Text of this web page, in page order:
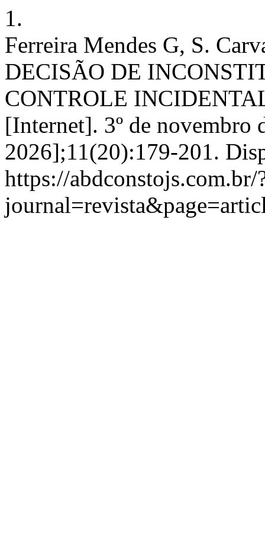
1.
Ferreira Mendes G, S.
DECISÃO DE
CONTROLE
[Internet]. 3º de novembro
2026];11(20):179-201.
https://abdconstojs.com.br/